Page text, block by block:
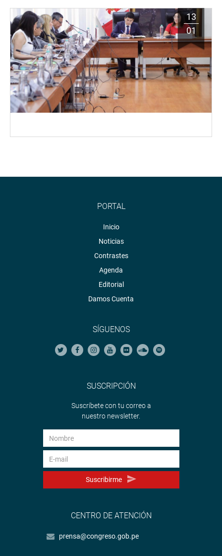
13
01
PORTAL
Inicio
Noticias
Contrastes
Agenda
Editorial
Damos Cuenta
SÍGUENOS
SUSCRIPCIÓN
Suscríbete con tu correo a
nuestro newsletter.
Suscribirme
CENTRO DE ATENCIÓN
prensa@congreso.gob.pe